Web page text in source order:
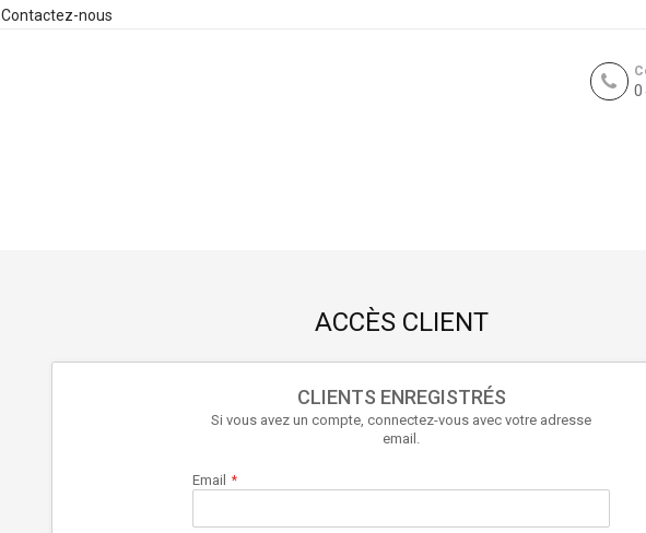
Contactez-nous
ACCÈS CLIENT
CLIENTS ENREGISTRÉS
Si vous avez un compte, connectez-vous avec votre adresse
email.
Email